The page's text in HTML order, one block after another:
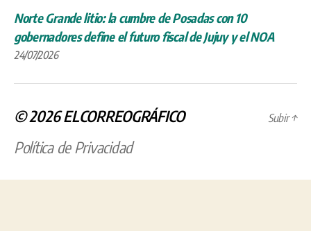
Norte Grande litio: la cumbre de Posadas con 10
gobernadores define el futuro fiscal de Jujuy y el NOA
24/07/2026
© 2026ELCORREOGRÁFICO
Política de Privacidad
Subir↑